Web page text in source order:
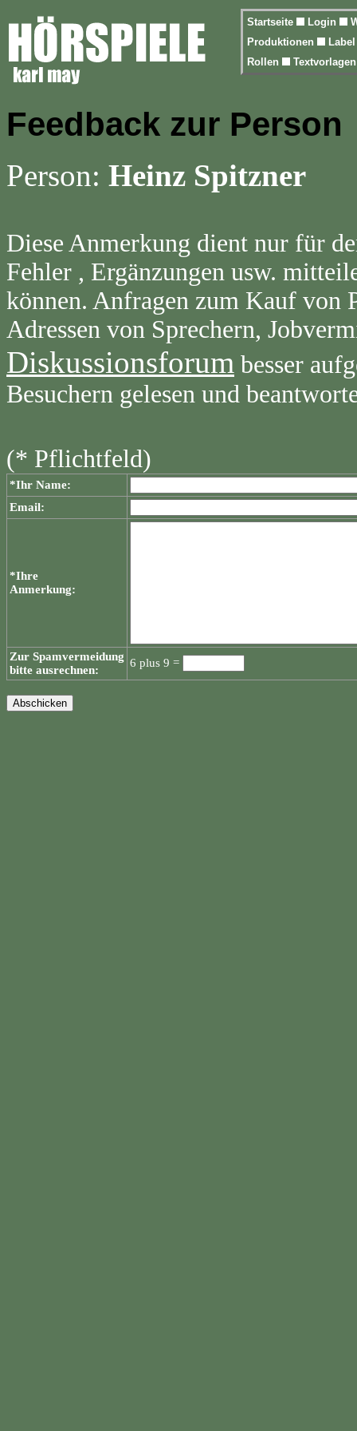
Startseite Login
Produktionen
Rollen
Feedback zur Person
Person: Heinz Spitzner
Diese Anmerkung dient nur für
Fehler , Ergänzungen usw.
können. Anfragen zum Kauf von
Adressen von Sprechern,
Diskussionsforum besser
Besuchern gelesen und
(* Pflichtfeld)
*Ihr Name:
Email:
*Ihre
Anmerkung:
Zur Spamvermeidung
bitte ausrechnen:
6 plus 9 =